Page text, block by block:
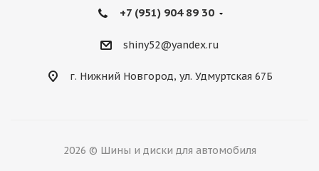
+7 (951) 904 89 30
shiny52@yandex.ru
г. Нижний Новгород, ул. Удмуртская 67Б
2026 © Шины и диски для автомобиля